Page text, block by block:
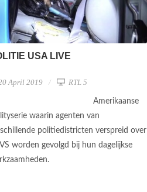
USA LIVE
April 2019 RTL 5
Amerikaanse
waarin agenten van
politiedistricten verspreid over
worden gevolgd bij hun dagelijkse